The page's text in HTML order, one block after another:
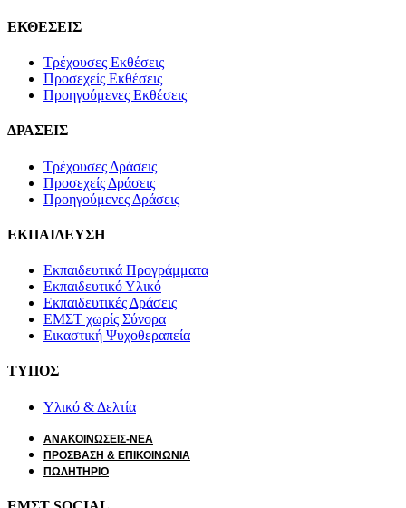
ΕΚΘΕΣΕΙΣ
Τρέχουσες Εκθέσεις
Προσεχείς Εκθέσεις
Προηγούμενες Εκθέσεις
ΔΡΑΣΕΙΣ
Τρέχουσες Δράσεις
Προσεχείς Δράσεις
Προηγούμενες Δράσεις
ΕΚΠΑΙΔΕΥΣΗ
Εκπαιδευτικά Προγράμματα
Εκπαιδευτικό Υλικό
Εκπαιδευτικές Δράσεις
ΕΜΣΤ χωρίς Σύνορα
Εικαστική Ψυχοθεραπεία
ΤΥΠΟΣ
Υλικό & Δελτία
ΑΝΑΚΟΙΝΩΣΕΙΣ-ΝΕΑ
ΠΡΟΣΒΑΣΗ & ΕΠΙΚΟΙΝΩΝΙΑ
ΠΩΛΗΤΗΡΙΟ